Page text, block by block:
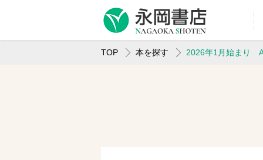
TOP 本を探す 2026年1月始まり